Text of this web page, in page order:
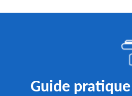
Guide